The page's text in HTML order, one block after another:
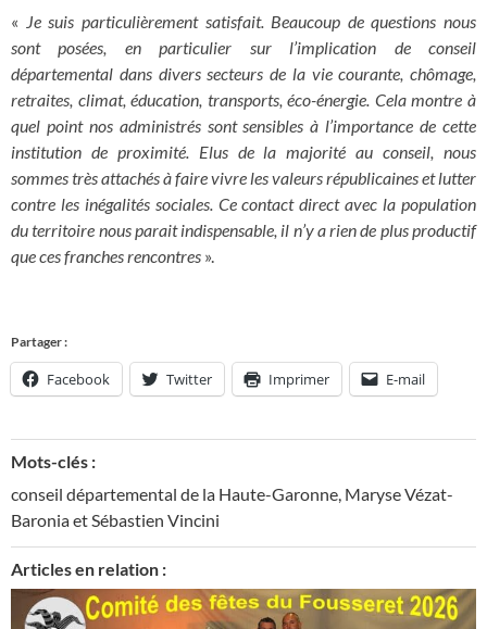
« Je suis particulièrement satisfait. Beaucoup de questions nous
sont posées, en particulier sur l’implication de conseil
départemental dans divers secteurs de la vie courante, chômage,
retraites, climat, éducation, transports, éco-énergie. Cela montre à
quel point nos administrés sont sensibles à l’importance de cette
institution de proximité. Elus de la majorité au conseil, nous
sommes très attachés à faire vivre les valeurs républicaines et lutter
contre les inégalités sociales. Ce contact direct avec la population
du territoire nous parait indispensable, il n’y a rien de plus productif
que ces franches rencontres ».
Partager :
Facebook Twitter Imprimer E-mail
Mots-clés :
conseil départemental de la Haute-Garonne, Maryse Vézat-
Baronia et Sébastien Vincini
Articles en relation :